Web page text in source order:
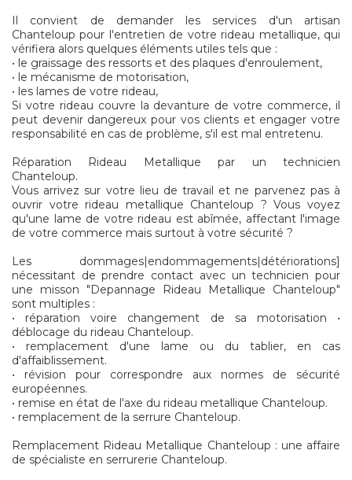
Il convient de demander les services d'un artisan
Chanteloup pour l'entretien de votre rideau metallique, qui
vérifiera alors quelques éléments utiles tels que :
• le graissage des ressorts et des plaques d'enroulement,
• le mécanisme de motorisation,
• les lames de votre rideau,
Si votre rideau couvre la devanture de votre commerce, il
peut devenir dangereux pour vos clients et engager votre
responsabilité en cas de problème, s'il est mal entretenu.
Réparation Rideau Metallique par un technicien
Chanteloup.
Vous arrivez sur votre lieu de travail et ne parvenez pas à
ouvrir votre rideau metallique Chanteloup ? Vous voyez
qu'une lame de votre rideau est abîmée, affectant l'image
de votre commerce mais surtout à votre sécurité ?
Les dommages|endommagements|détériorations]
nécessitant de prendre contact avec un technicien pour
une misson "Depannage Rideau Metallique Chanteloup"
sont multiples :
• réparation voire changement de sa motorisation •
déblocage du rideau Chanteloup.
• remplacement d'une lame ou du tablier, en cas
d'affaiblissement.
• révision pour correspondre aux normes de sécurité
européennes.
• remise en état de l'axe du rideau metallique Chanteloup.
• remplacement de la serrure Chanteloup.
Remplacement Rideau Metallique Chanteloup : une affaire
de spécialiste en serrurerie Chanteloup.